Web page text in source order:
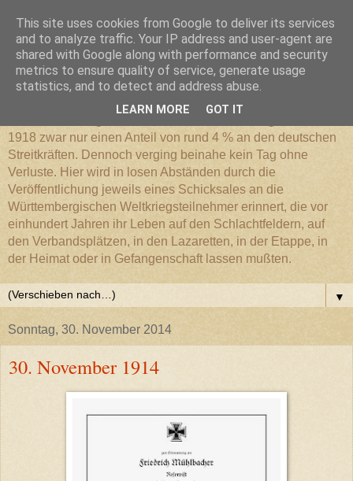
Württembergischer
Weltkriegs-Blog
1918 zwar nur einen Anteil von rund 4 % an den deutschen
Streitkräften. Dennoch verging beinahe kein Tag ohne
Verluste. Hier wird in losen Abständen durch die
Veröffentlichung jeweils eines Schicksales an die
Württembergischen Weltkriegsteilnehmer erinnert, die vor
einhundert Jahren ihr Leben auf den Schlachtfeldern, auf
den Verbandsplätzen, in den Lazaretten, in der Etappe, in
der Heimat oder in Gefangenschaft lassen mußten.
▼
Sonntag, 30. November 2014
30. November 1914
This site uses cookies from Google to deliver its services
and to analyze traffic. Your IP address and user-agent are
shared with Google along with performance and security
metrics to ensure quality of service, generate usage
statistics, and to detect and address abuse.
LEARN MORE GOT IT